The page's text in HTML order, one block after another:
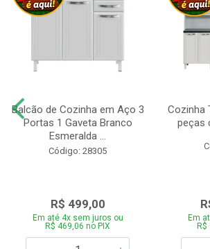
Balcão de Cozinha em Aço 3
Portas 1 Gaveta Branco
Esmeralda ...
Código: 28305
R$ 499,00
Em até 4x sem juros ou
R$ 469,06 no PIX
Cozinha
peças
Em
R$